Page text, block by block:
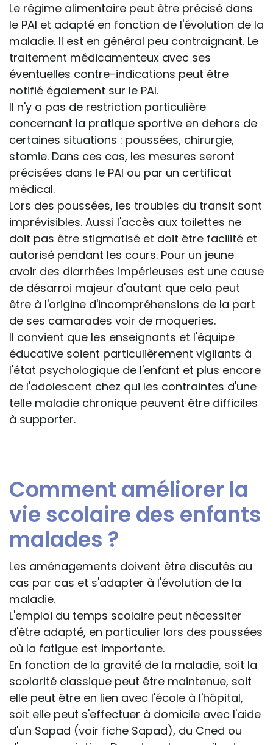
Le régime alimentaire peut être précisé dans
le PAI et adapté en fonction de l'évolution de la
maladie. Il est en général peu contraignant. Le
traitement médicamenteux avec ses
éventuelles contre-indications peut être
notifié également sur le PAI.
Il n'y a pas de restriction particulière
concernant la pratique sportive en dehors de
certaines situations : poussées, chirurgie,
stomie. Dans ces cas, les mesures seront
précisées dans le PAI ou par un certificat
médical.
Lors des poussées, les troubles du transit sont
imprévisibles. Aussi l'accès aux toilettes ne
doit pas être stigmatisé et doit être facilité et
autorisé pendant les cours. Pour un jeune
avoir des diarrhées impérieuses est une cause
de désarroi majeur d'autant que cela peut
être à l'origine d'incompréhensions de la part
de ses camarades voir de moqueries.
Il convient que les enseignants et l'équipe
éducative soient particulièrement vigilants à
l'état psychologique de l'enfant et plus encore
de l'adolescent chez qui les contraintes d'une
telle maladie chronique peuvent être difficiles
à supporter.
Comment améliorer la
vie scolaire des enfants
malades ?
Les aménagements doivent être discutés au
cas par cas et s'adapter à l'évolution de la
maladie.
L'emploi du temps scolaire peut nécessiter
d'être adapté, en particulier lors des poussées
où la fatigue est importante.
En fonction de la gravité de la maladie, soit la
scolarité classique peut être maintenue, soit
elle peut être en lien avec l'école à l'hôpital,
soit elle peut s'effectuer à domicile avec l'aide
d'un Sapad (voir fiche Sapad), du Cned ou